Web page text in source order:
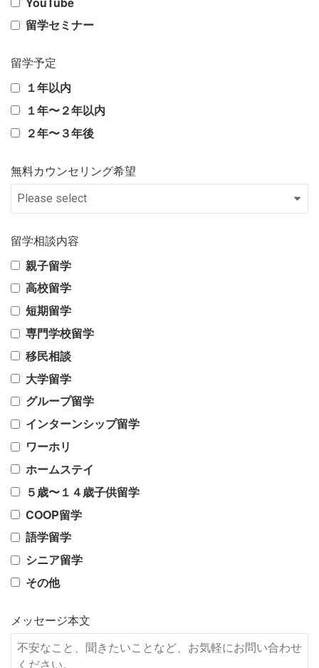
留学セミナー
留学予定
１年以内
１年〜２年以内
２年〜３年後
無料カウンセリング希望
留学相談内容
親子留学
高校留学
短期留学
専門学校留学
移民相談
大学留学
グループ留学
インターンシップ留学
ワーホリ
ホームステイ
５歳〜１４歳子供留学
COOP留学
語学留学
シニア留学
その他
メッセージ本文